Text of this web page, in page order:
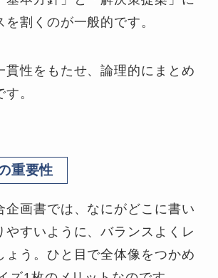
割くのが一般的です。
貫性をもたせ、論理的にまとめ
。
重要性
企画書では、なにがどこに書い
やすいように、バランスよくレ
ょう。ひと目で全体像をつかめ